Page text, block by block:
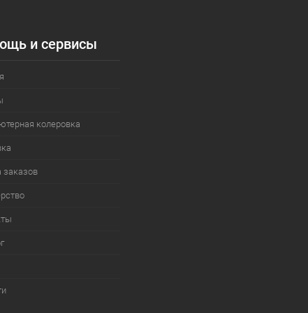
и сервисы
колеровка
заказов